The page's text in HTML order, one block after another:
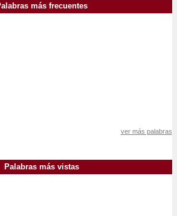
más frecuentes
ver más palabras
Palabras más vistas